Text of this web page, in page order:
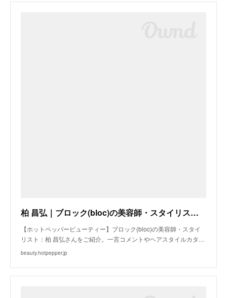
柏 昌弘｜ブロック(bloc)の美容師・スタイリスト｜ホットペッパービューティー
【ホットペッパービューティー】ブロック(bloc)の美容師・スタイ
リスト：柏 昌弘さんをご紹介。一言コメントやヘアスタイルカタ…
beauty.hotpepper.jp